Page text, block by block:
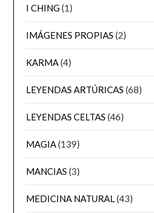
I CHING(1)
IMÁGENES PROPIAS (2)
KARMA(4)
LEYENDAS ARTÚRICAS (68)
LEYENDAS CELTAS (46)
MAGIA(139)
MANCIAS (3)
MEDICINA NATURAL(43)